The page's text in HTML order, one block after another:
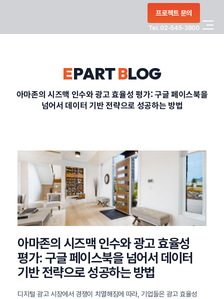
프로젝트 문의
Tel. 02-545-3800
PORTFOLIO
CONTACT
정부지원사업
EPARTBLOG
아마존의 시즈맥 인수와 광고 효율성 평가: 구글 페이스북을
넘어서 데이터 기반 전략으로 성공하는 방법
아마존의 시즈맥 인수와 광고 효율성
평가: 구글 페이스북을 넘어서 데이터
기반 전략으로 성공하는 방법
디지털 광고 시장에서 경쟁이 치열해짐에 따라, 기업들은 광고 효율성